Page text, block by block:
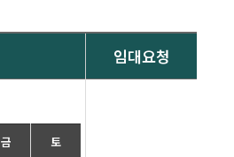
임대요청
금 토